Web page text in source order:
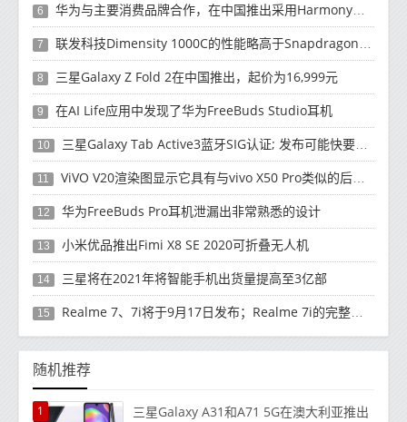
6 华为与主要消费品牌合作，在中国推出采用HarmonyOS 2.0的智能家居产品
7 联发科技Dimensity 1000C的性能略高于Snapdragon 765G
8 三星Galaxy Z Fold 2在中国推出，起价为16,999元
9 在AI Life应用中发现了华为FreeBuds Studio耳机
10 三星Galaxy Tab Active3蓝牙SIG认证; 发布可能快要结束了
11 ViVO V20渲染图显示它具有与vivo X50 Pro类似的后部设计
12 华为FreeBuds Pro耳机泄漏出非常熟悉的设计
13 小米优品推出Fimi X8 SE 2020可折叠无人机
14 三星将在2021年将智能手机出货量提高至3亿部
15 Realme 7、7i将于9月17日发布；Realme 7i的完整规格并导致泄漏
随机推荐
1 三星Galaxy A31和A71 5G在澳大利亚推出